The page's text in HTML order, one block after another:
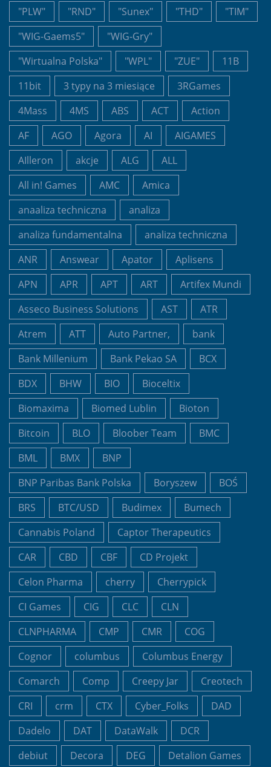
"PLW" "RND" "Sunex" "THD"
"TIM"
"WIG-Gaems5"
"WIG-Gry"
"Wirtualna Polska"
"WPL" "ZUE"
11B
11bit
3 typy na 3 miesiące
3RGames
4Mass
4MS ABS ACT
Action
AF
AGO Agora AI
AIGAMES
AIlleron
akcje ALG
ALL
All in! Games
AMC
Amica
anaaliza techniczna
analiza
analiza fundamentalna
analiza techniczna
ANR
Answear Apator
Aplisens
APN
APR APT ART
Artifex Mundi
Asseco Business Solutions
AST
ATR
Atrem
ATT Auto Partner,
bank
Bank Millenium
Bank Pekao SA
BCX
BDX
BHW BIO
Bioceltix
Biomaxima
Biomed Lublin
Bioton
Bitcoin
BLO Bloober Team
BMC
BML
BMX
BNP
BNP Paribas Bank Polska
Boryszew
BOŚ
BRS
BTC/USD Budimex
Bumech
Cannabis Poland
Captor Therapeutics
CAR
CBD CBF
CD Projekt
Celon Pharma
cherry
Cherrypick
CI Games
CIG CLC
CLN
CLNPHARMA
CMP CMR
COG
Cognor
columbus
Columbus Energy
Comarch
Comp Creepy Jar
Creotech
CRI
crm CTX Cyber_Folks
DAD
Dadelo
DAT DataWalk
DCR
debiut
Decora DEG
Detalion Games